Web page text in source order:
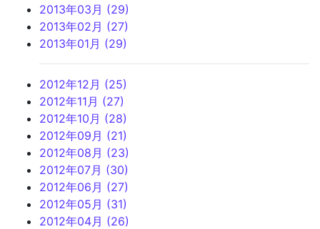
2013年03月 (29)
2013年02月 (27)
2013年01月 (29)
2012年12月 (25)
2012年11月 (27)
2012年10月 (28)
2012年09月 (21)
2012年08月 (23)
2012年07月 (30)
2012年06月 (27)
2012年05月 (31)
2012年04月 (26)